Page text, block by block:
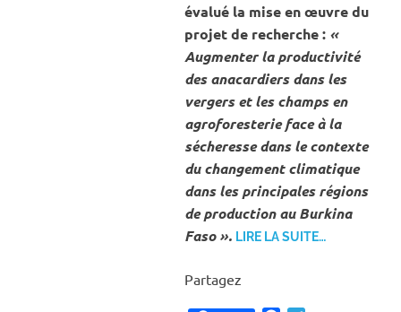
évalué la mise en œuvre du
projet de recherche :«
Augmenter la productivité
des anacardiers dans les
vergers et les champs en
agroforesterie face à la
sécheresse dans le contexte
du changement climatique
dans les principales régions
de production au Burkina
Faso ». LIRE LA SUITE…
Partagez